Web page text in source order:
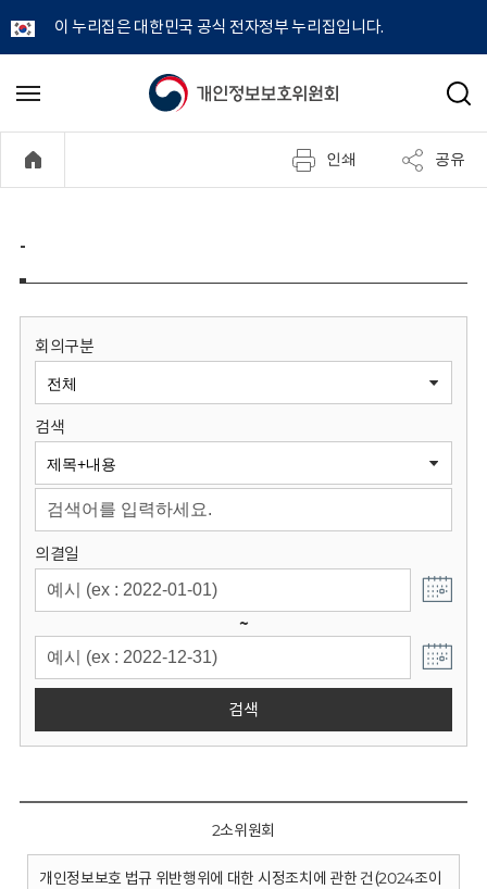
이 누리집은 대한민국 공식 전자정부 누리집입니다.
개
정
보
원
회
메
기
검
인쇄 공유
-
회의구분
검색
의결일
~
검색
2소위원회
개인정보보호 법규 위반행위에 대한 시정조치에 관한 건(2024조이